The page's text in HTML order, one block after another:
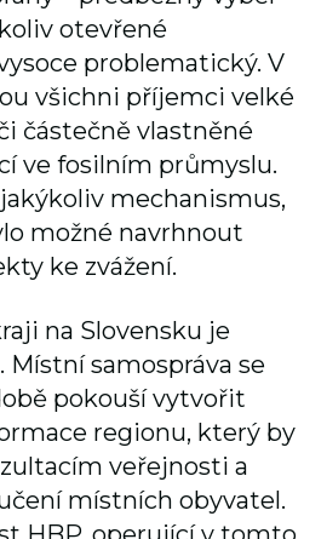
otevřené
problematický. V
všichni příjemci velké
částečně vlastněné
ve fosilním průmyslu.
mechanismus,
možné navrhnout
ke zvážení.
na Slovensku je
samospráva se
pokouší vytvořit
regionu, který by
veřejnosti a
místních obyvatel.